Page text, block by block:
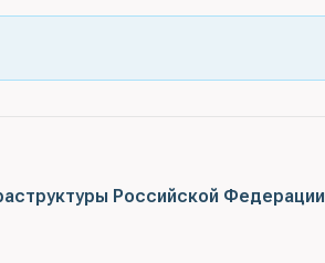
Российской Федерации